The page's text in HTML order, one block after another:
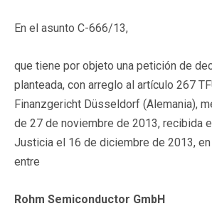
En el asunto C-666/13,
que tiene por objeto una petición de
planteada, con arreglo al artículo 267
Finanzgericht Düsseldorf (Alemania),
de 27 de noviembre de 2013, recibida
Justicia el 16 de diciembre de 2013,
entre
Rohm Semiconductor GmbH